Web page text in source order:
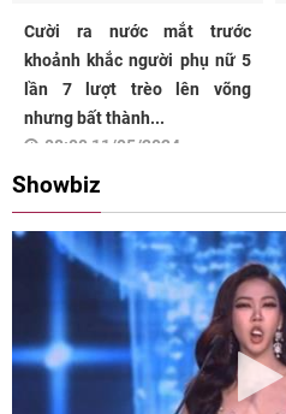
Cười ra nước mắt trước
khoảnh khắc người phụ nữ 5
lần 7 lượt trèo lên võng
nhưng bất thành...
08:00 11/05/2024
Showbiz